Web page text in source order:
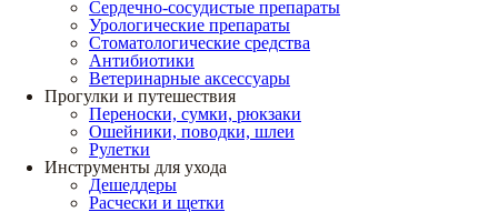
Сердечно-сосудистые препараты
Урологические препараты
Стоматологические средства
Антибиотики
Ветеринарные аксессуары
Прогулки и путешествия
Переноски, сумки, рюкзаки
Ошейники, поводки, шлеи
Рулетки
Инструменты для ухода
Дешеддеры
Расчески и щетки